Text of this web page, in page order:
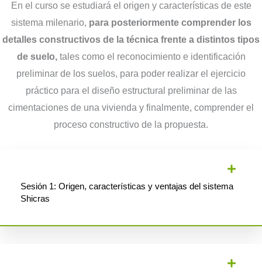
En el curso se estudiará el origen y características de este
sistema milenario, para posteriormente comprender los
detalles constructivos de la técnica frente a distintos tipos
de suelo,tales como el reconocimiento e identificación
preliminar de los suelos, para poder realizar el ejercicio
práctico para el diseño estructural preliminar de las
cimentaciones de una vivienda y finalmente, comprender el
proceso constructivo de la propuesta.
Sesión 1: Origen, características y ventajas del sistema
Shicras